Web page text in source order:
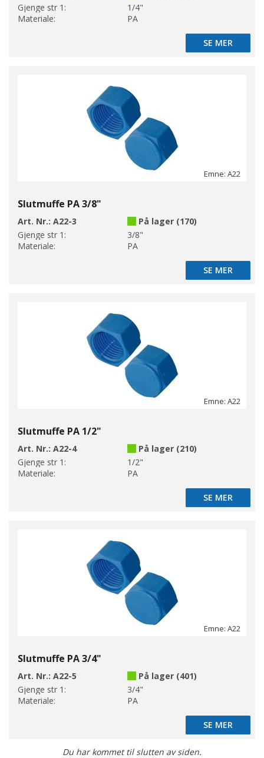
Gjenge str 1:
1/4"
Materiale:
PA
SE MER
SE MER
Emne: A22
Slutmuffe PA 3/8"
Art. Nr.: A22-3
På lager (170)
Gjenge str 1:
3/8"
Materiale:
PA
SE MER
SE MER
Emne: A22
Slutmuffe PA 1/2"
Art. Nr.: A22-4
På lager (210)
Gjenge str 1:
1/2"
Materiale:
PA
SE MER
SE MER
Emne: A22
Slutmuffe PA 3/4"
Art. Nr.: A22-5
På lager (401)
Gjenge str 1:
3/4"
Materiale:
PA
SE MER
SE MER
Du har kommet til slutten av siden.